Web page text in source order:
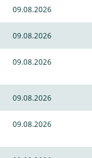
09.08.2026
09.08.2026
09.08.2026
09.08.2026
09.08.2026